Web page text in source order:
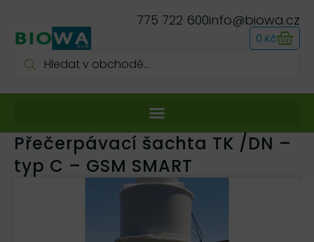
775 722 600info@biowa.cz
0 Kč
Přečerpávací šachta TK /DN –
typ C – GSM SMART